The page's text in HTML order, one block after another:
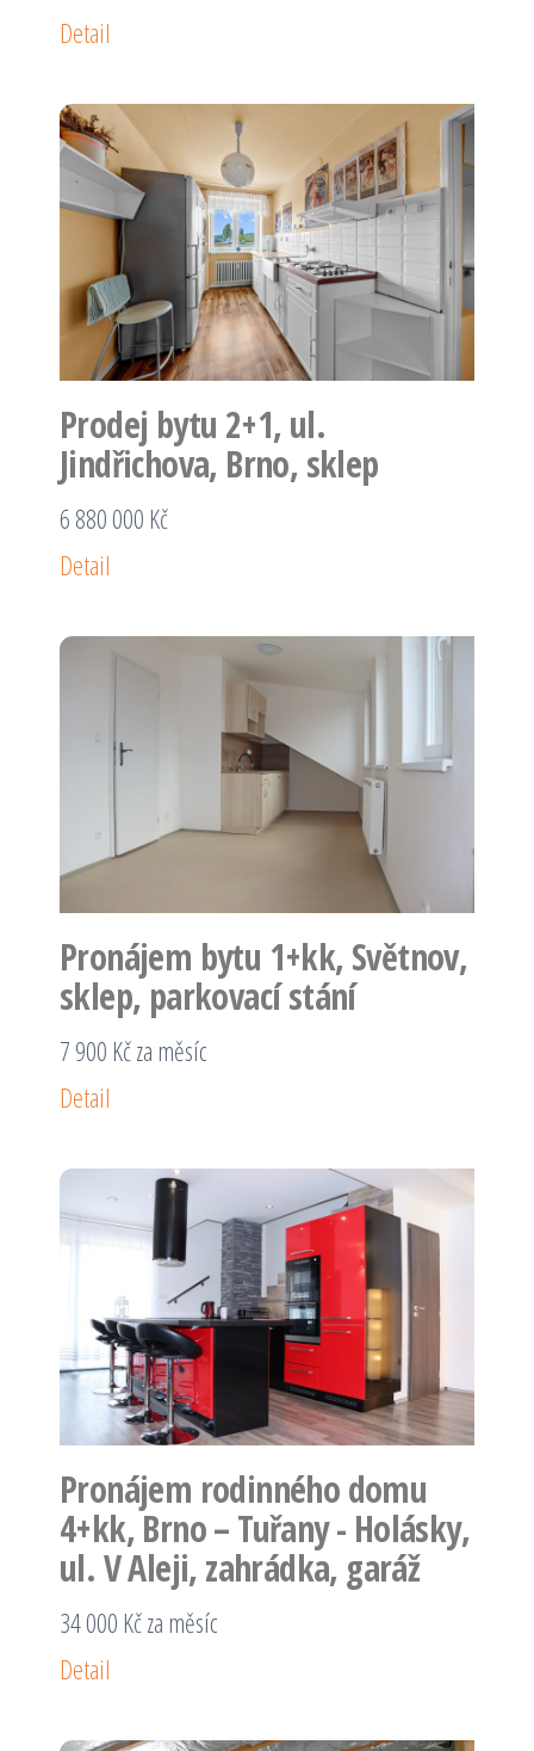
Detail
Prodej bytu 2+1, ul.
Jindřichova, Brno, sklep
6 880 000 Kč
Detail
Pronájem bytu 1+kk, Světnov,
sklep, parkovací stání
7 900 Kč za měsíc
Detail
Pronájem rodinného domu
4+kk, Brno – Tuřany - Holásky,
ul. V Aleji, zahrádka, garáž
34 000 Kč za měsíc
Detail